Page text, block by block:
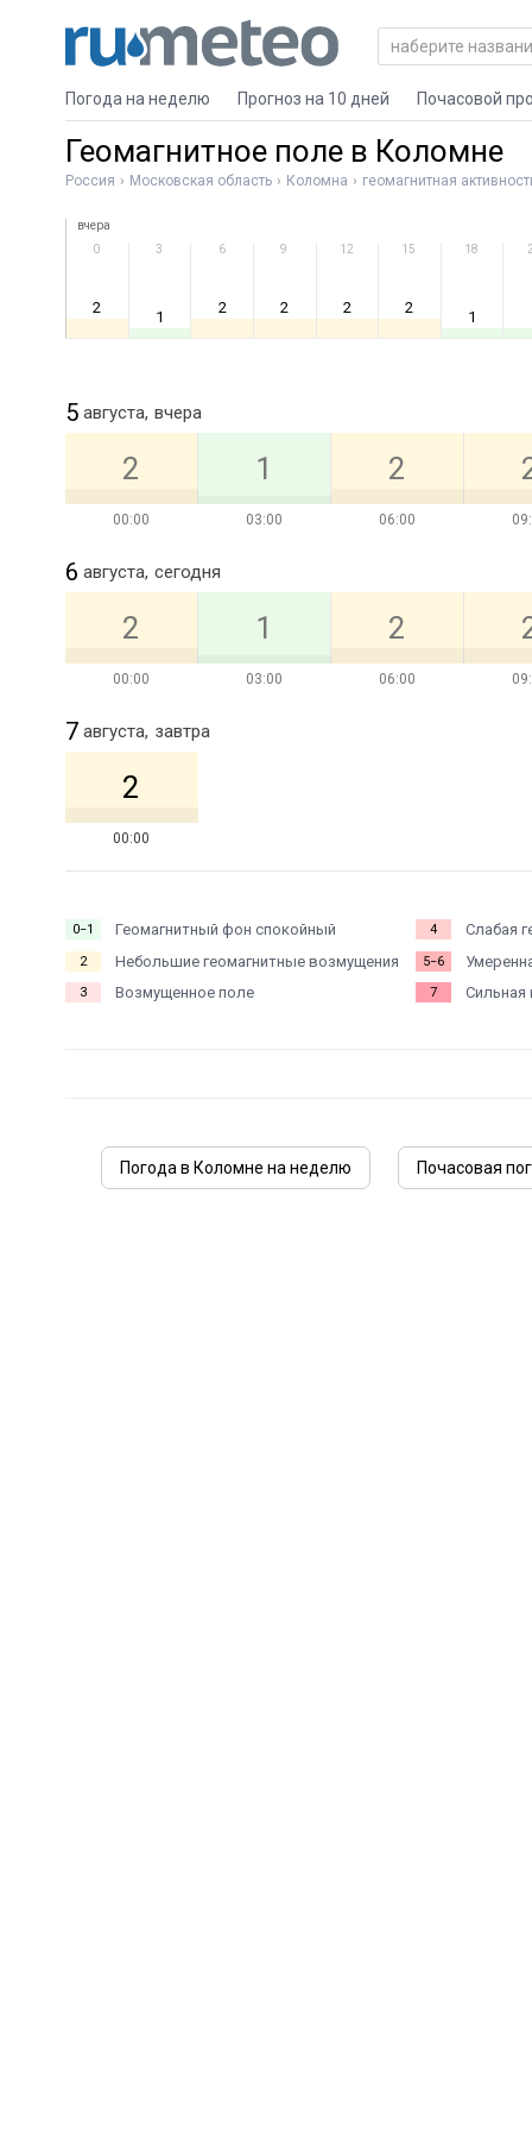
Погода на неделю Прогноз на 10 дней Почасовой
Геомагнитное поле в Коломне
Россия Московская область Коломна геомагнитная
вчера
0
2
3
1
6
2
9
2
12
2
15
2
18
1
5 августа, вчера
00:00
2
03:00
1
06:00
2
6 августа, сегодня
00:00
2
03:00
1
06:00
2
7 августа, завтра
00:00
2
0−1 Геомагнитный фон спокойный
2 Небольшие геомагнитные возмущения
3 Возмущенное поле
4 Слабая
5−6
7 Сильная
Погода в Коломне на неделю Почасовая